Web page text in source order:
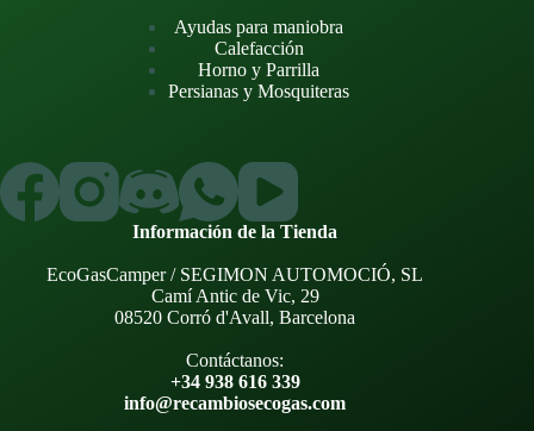
Ayudas para maniobra
Calefacción
Horno y Parrilla
Persianas y Mosquiteras
Información de la Tienda
EcoGasCamper / SEGIMON AUTOMOCIÓ, SL
Camí Antic de Vic, 29
08520 Corró d'Avall, Barcelona
Contáctanos:
+34 938 616 339
info@recambiosecogas.com